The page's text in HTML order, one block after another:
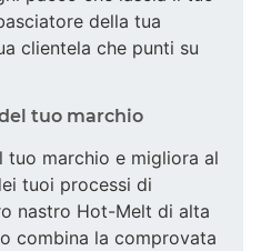
della tua
clientela che punti su
tuo marchio
tuo marchio e migliora al
tuoi processi di
nastro Hot-Melt di alta
combina la comprovata